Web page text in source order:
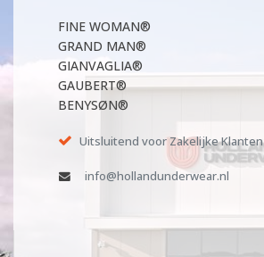
FINE WOMAN®
GRAND MAN®
GIANVAGLIA®
GAUBERT®
BENYSØN®
Uitsluitend voor Zakelijke Klanten
info@hollandunderwear.nl